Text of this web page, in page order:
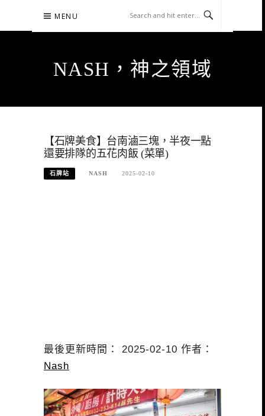
content
MENU
NASH，神之領域
【石牌美食】台南滷三塊，半夜一點
還要排隊的五花肉飯 (菜單)
石牌站 NASH 2025-02-10
最後更新時間： 2025-02-10 作者：
Nash